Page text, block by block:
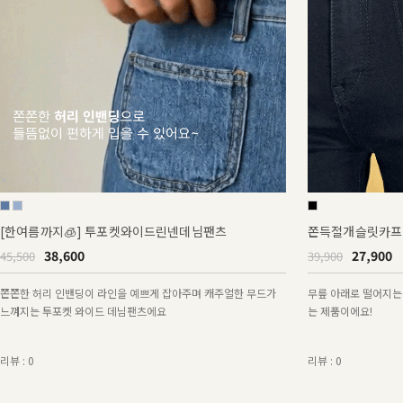
[한여름까지🧊] 투포켓와이드린넨데님팬츠
45,500 38,600
쫀쫀한 허리 인밴딩이 라인을 예쁘게 잡아주며 캐주얼한 무드가
느껴지는 투포켓 와이드 데님팬츠에요
리뷰 : 0
쫀득절개슬릿카
39,900 27,900
무릎 아래로 떨어지
는 제품이에요!
리뷰 : 0